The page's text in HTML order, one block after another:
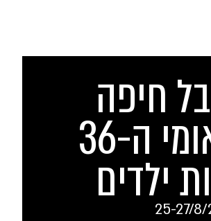
חיפה
הבינלאומי ה-36
ילדים25-27/8/